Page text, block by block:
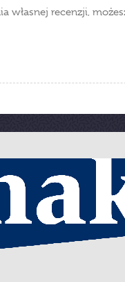
własnej recenzji,